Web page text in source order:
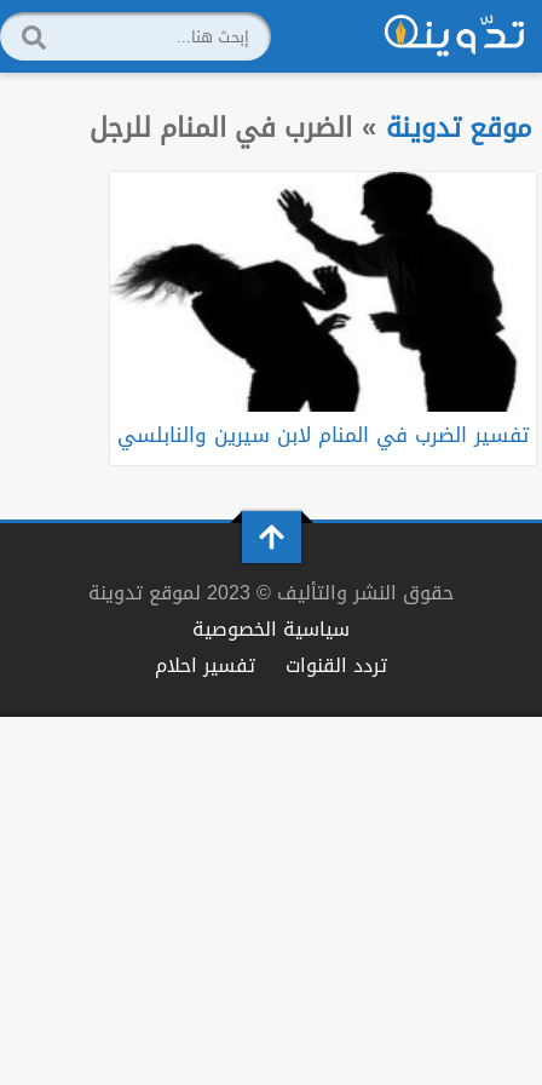
موقع تدوينة » الضرب في المنام للرجل
تفسير الضرب في المنام لابن سيرين والنابلسي
حقوق النشر والتأليف © 2023 لموقع تدوينة
سياسية الخصوصية
تردد القنوات
تفسير احلام